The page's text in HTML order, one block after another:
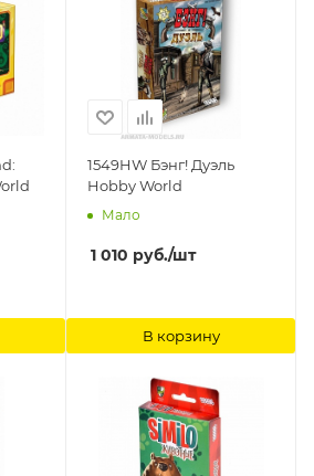
1549HW Бэнг! Дуэль
Hobby World
Мало
1 010 руб./шт
В корзину